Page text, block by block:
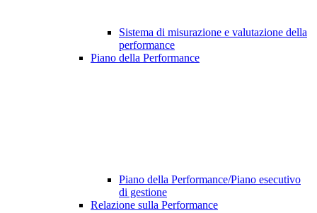
Sistema di misurazione e valutazione della
performance
Piano della Performance
Piano della Performance/Piano esecutivo
di gestione
Relazione sulla Performance